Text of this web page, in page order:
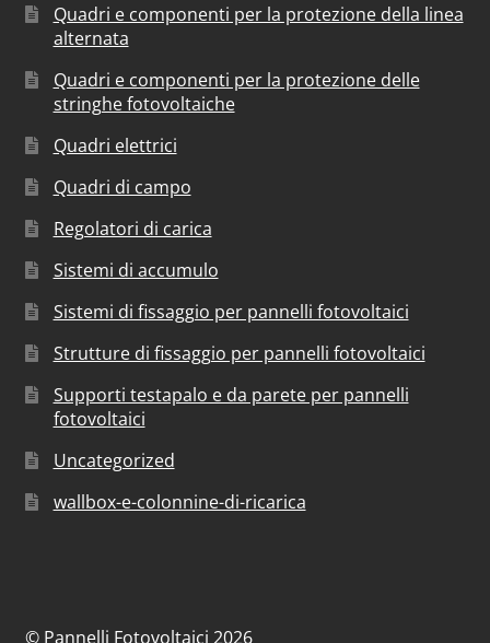
Quadri e componenti per la protezione della linea
alternata
Quadri e componenti per la protezione delle
stringhe fotovoltaiche
Quadri elettrici
Quadri di campo
Regolatori di carica
Sistemi di accumulo
Sistemi di fissaggio per pannelli fotovoltaici
Strutture di fissaggio per pannelli fotovoltaici
Supporti testapalo e da parete per pannelli
fotovoltaici
Uncategorized
wallbox-e-colonnine-di-ricarica
© Pannelli Fotovoltaici 2026